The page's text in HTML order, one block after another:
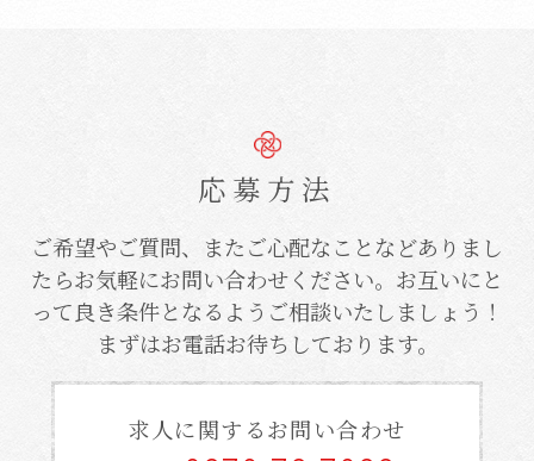
応募方法
ご希望やご質問、またご心配なことなどありまし
たらお気軽にお問い合わせください。 お互いにと
って良き条件となるようご相談いたしましょう！
まずはお電話お待ちしております。
求人に関するお問い合わせ
CLOSE